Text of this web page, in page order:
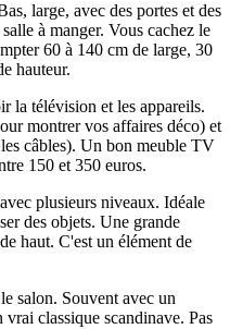
large, avec des portes et des
à manger. Vous cachez le
60 à 140 cm de large, 30
hauteur.
la télévision et les appareils.
montrer vos affaires déco) et
câbles). Un bon meuble TV
150 et 350 euros.
plusieurs niveaux. Idéale
des objets. Une grande
haut. C'est un élément de
salon. Souvent avec un
classique scandinave. Pas